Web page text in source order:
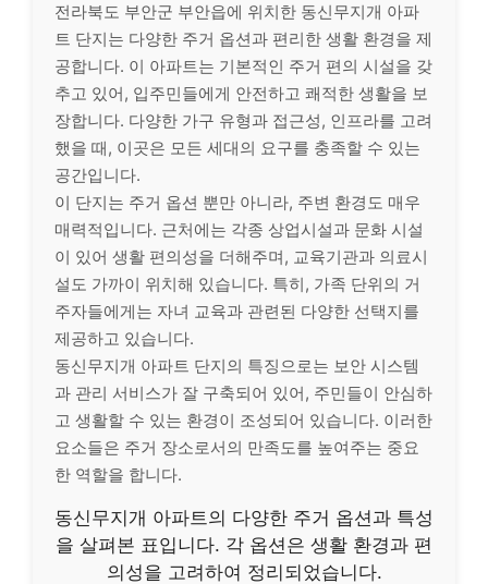
전라북도 부안군 부안읍에 위치한 동신무지개 아파
트 단지는 다양한 주거 옵션과 편리한 생활 환경을 제
공합니다. 이 아파트는 기본적인 주거 편의 시설을 갖
추고 있어, 입주민들에게 안전하고 쾌적한 생활을 보
장합니다. 다양한 가구 유형과 접근성, 인프라를 고려
했을 때, 이곳은 모든 세대의 요구를 충족할 수 있는
공간입니다.
이 단지는 주거 옵션 뿐만 아니라, 주변 환경도 매우
매력적입니다. 근처에는 각종 상업시설과 문화 시설
이 있어 생활 편의성을 더해주며, 교육기관과 의료시
설도 가까이 위치해 있습니다. 특히, 가족 단위의 거
주자들에게는 자녀 교육과 관련된 다양한 선택지를
제공하고 있습니다.
동신무지개 아파트 단지의 특징으로는 보안 시스템
과 관리 서비스가 잘 구축되어 있어, 주민들이 안심하
고 생활할 수 있는 환경이 조성되어 있습니다. 이러한
요소들은 주거 장소로서의 만족도를 높여주는 중요
한 역할을 합니다.
동신무지개 아파트의 다양한 주거 옵션과 특성
을 살펴본 표입니다. 각 옵션은 생활 환경과 편
의성을 고려하여 정리되었습니다.